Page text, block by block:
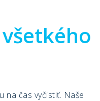
na čas vyčistiť. Naše